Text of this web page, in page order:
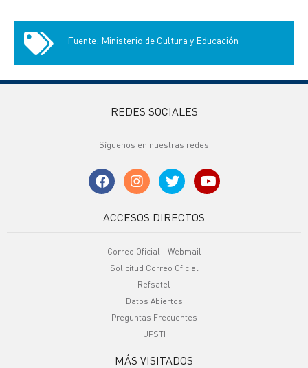
Fuente: Ministerio de Cultura y Educación
REDES SOCIALES
Síguenos en nuestras redes
ACCESOS DIRECTOS
Correo Oficial - Webmail
Solicitud Correo Oficial
Refsatel
Datos Abiertos
Preguntas Frecuentes
UPSTI
MÁS VISITADOS